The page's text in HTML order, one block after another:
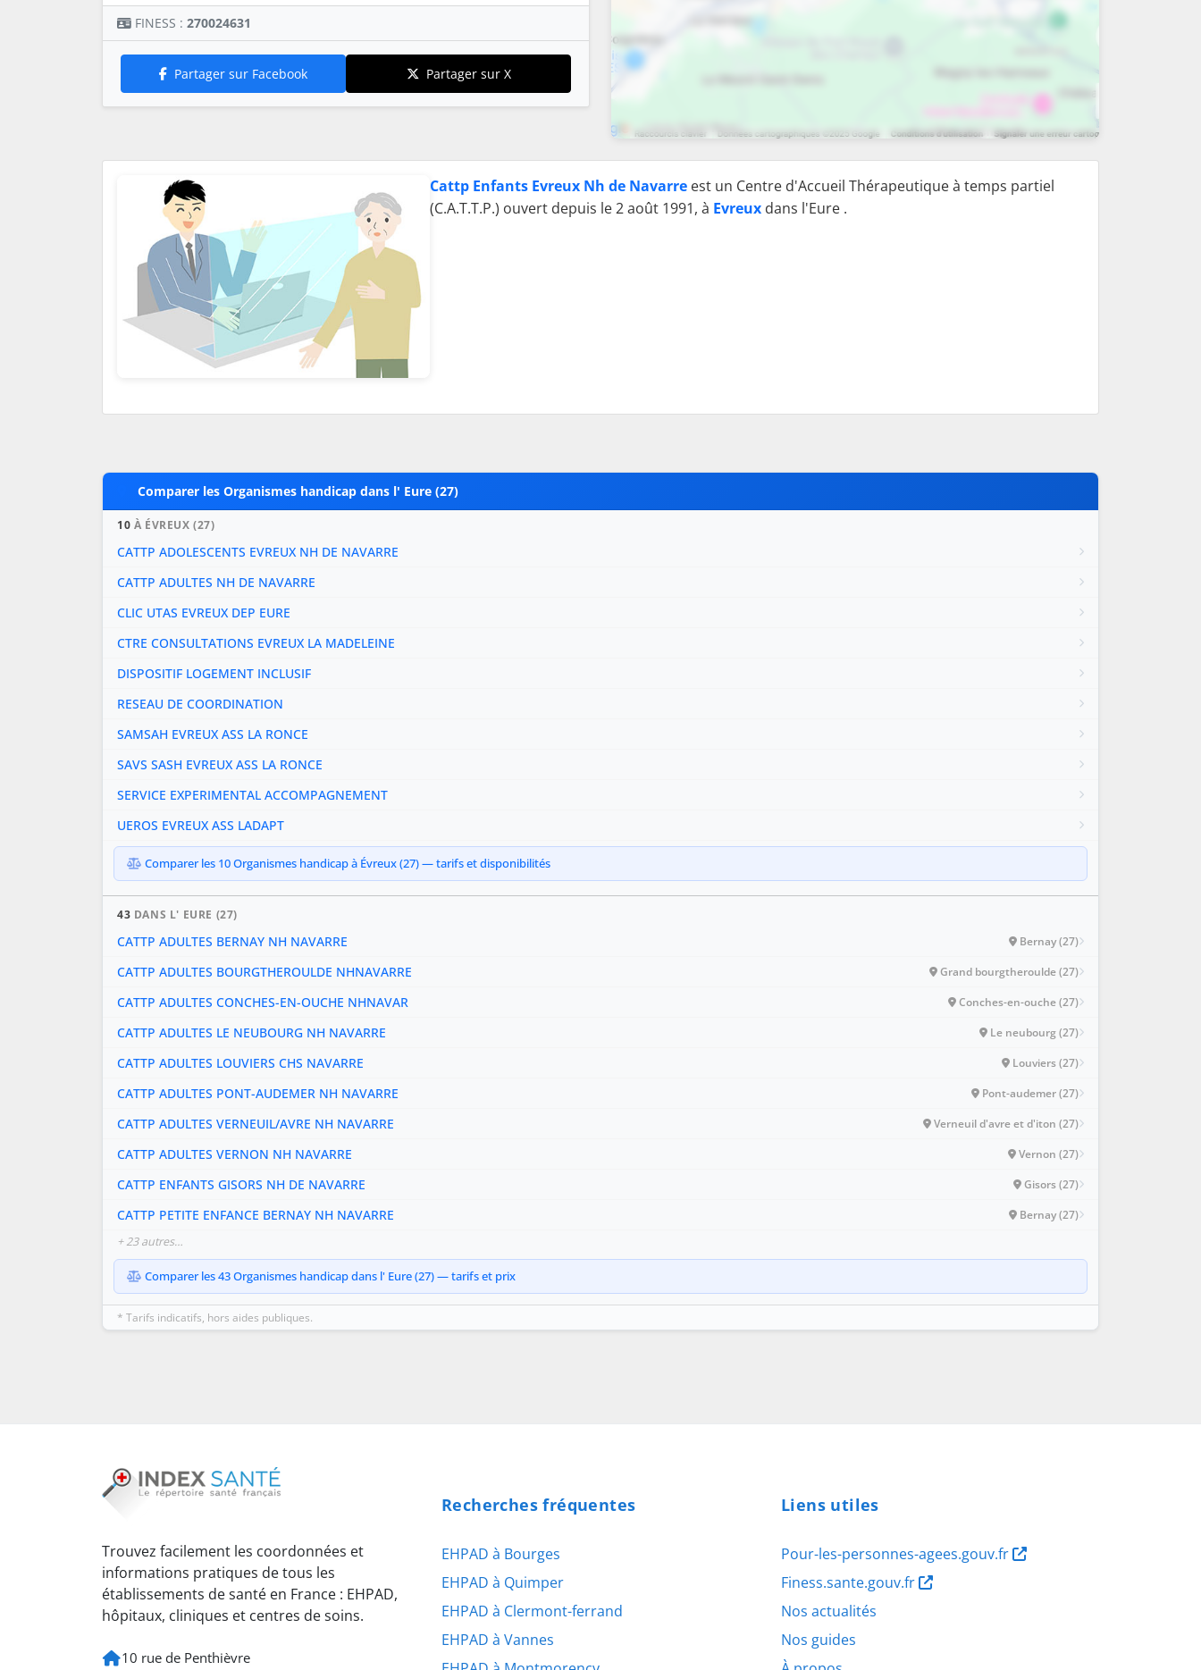
FINESS : 270024631
Partager sur Facebook Partager sur X
Cattp Enfants Evreux Nh de Navarre est un Centre d'Accueil Thérapeutique à temps partiel
(C.A.T.T.P.) ouvert depuis le 2 août 1991, à Evreux dans l'Eure .
Comparer les Organismes handicap dans l' Eure (27)
10 À ÉVREUX (27)
CATTP ADOLESCENTS EVREUX NH DE NAVARRE
CATTP ADULTES NH DE NAVARRE
CLIC UTAS EVREUX DEP EURE
CTRE CONSULTATIONS EVREUX LA MADELEINE
DISPOSITIF LOGEMENT INCLUSIF
RESEAU DE COORDINATION
SAMSAH EVREUX ASS LA RONCE
SAVS SASH EVREUX ASS LA RONCE
SERVICE EXPERIMENTAL ACCOMPAGNEMENT
UEROS EVREUX ASS LADAPT
Comparer les 10 Organismes handicap à Évreux (27) — tarifs et disponibilités
43 DANS L' EURE (27)
CATTP ADULTES BERNAY NH NAVARRE Bernay (27)
CATTP ADULTES BOURGTHEROULDE NHNAVARRE Grand bourgtheroulde (27)
CATTP ADULTES CONCHES-EN-OUCHE NHNAVAR Conches-en-ouche (27)
CATTP ADULTES LE NEUBOURG NH NAVARRE Le neubourg (27)
CATTP ADULTES LOUVIERS CHS NAVARRE Louviers (27)
CATTP ADULTES PONT-AUDEMER NH NAVARRE Pont-audemer (27)
CATTP ADULTES VERNEUIL/AVRE NH NAVARRE Verneuil d'avre et d'iton (27)
CATTP ADULTES VERNON NH NAVARRE Vernon (27)
CATTP ENFANTS GISORS NH DE NAVARRE Gisors (27)
CATTP PETITE ENFANCE BERNAY NH NAVARRE
Bernay (27)
+ 23 autres…
Comparer les 43 Organismes handicap dans l' Eure (27) — tarifs et prix
* Tarifs indicatifs, hors aides publiques.
Trouvez facilement les coordonnées et
informations pratiques de tous les
établissements de santé en France : EHPAD,
hôpitaux, cliniques et centres de soins.
10 rue de Penthièvre
Recherches fréquentes
EHPAD à Bourges
EHPAD à Quimper
EHPAD à Clermont-ferrand
EHPAD à Vannes
Liens utiles
Pour-les-personnes-agees.gouv.fr
Finess.sante.gouv.fr
Nos actualités
Nos guides